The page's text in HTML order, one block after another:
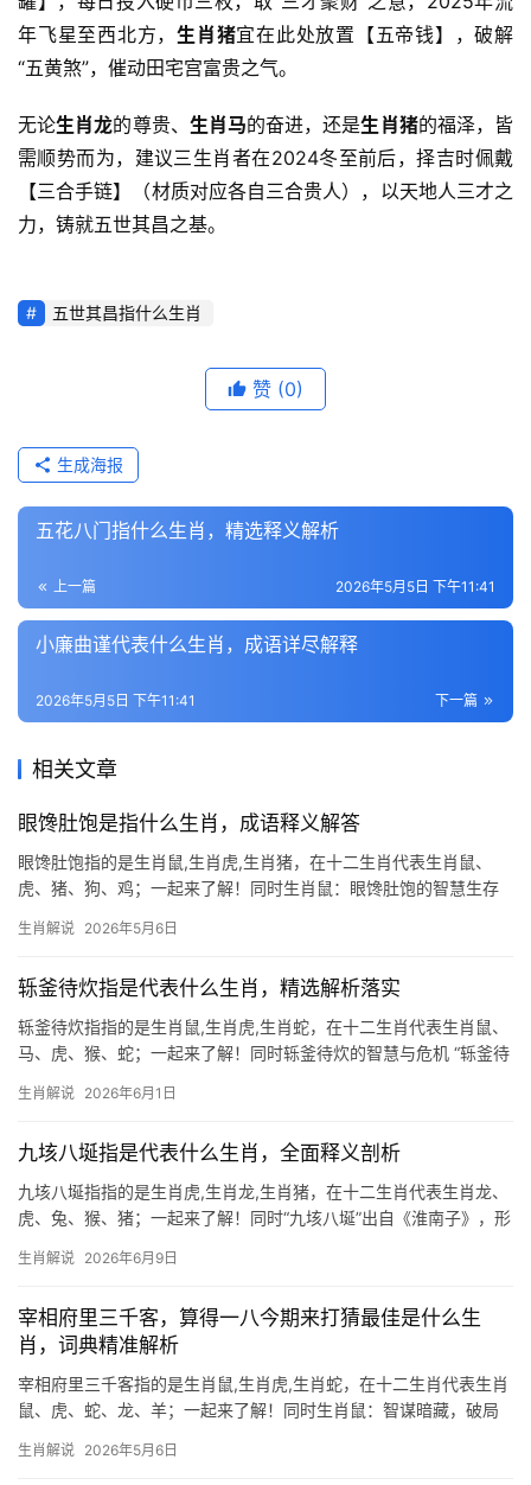
年飞星至西北方， 生肖猪宜在此处放置【五帝钱】，破解
“五黄煞”，催动田宅宫富贵之气。
无论生肖龙的尊贵、 生肖马的奋进，还是生肖猪的福泽，皆
需顺势而为，建议三生肖者在2024冬至前后，择吉时佩戴
【三合手链】（材质对应各自三合贵人），以天地人三才之
力，铸就五世其昌之基。
五世其昌指什么生肖
赞 (0)
生成海报
五花八门指什么生肖，精选释义解析
上一篇 2026年5月5日 下午11:41
小廉曲谨代表什么生肖，成语详尽解释
下一篇
2026年5月5日 下午11:41
相关文章
眼馋肚饱是指什么生肖，成语释义解答
眼馋肚饱指的是生肖鼠,生肖虎,生肖猪，在十二生肖代表生肖鼠、
虎、猪、狗、鸡；一起来了解！同时生肖鼠：眼馋肚饱的智慧生存
化身，鼠类天生嗅觉灵敏，遇到食物总会囤积过冬，哪怕肚子已
生肖解说 2026年5月6日
轹釜待炊指是代表什么生肖，精选解析落实
轹釜待炊指指的是生肖鼠,生肖虎,生肖蛇，在十二生肖代表生肖鼠、
马、虎、猴、蛇；一起来了解！同时轹釜待炊的智慧与危机 “轹釜待
中，生肖鼠最能体现这一成语的双重含义。生肖鼠天生机敏，善于
生肖解说 2026年6月1日
九垓八埏指是代表什么生肖，全面释义剖析
九垓八埏指指的是生肖虎,生肖龙,生肖猪，在十二生肖代表生肖龙、
虎、兔、猴、猪；一起来了解！同时“九垓八埏”出自《淮南子》，形
势，因此多指生肖龙与生肖虎，龙为九五之尊，象征权柄；虎为山
生肖解说 2026年6月9日
宰相府里三千客，算得一八今期来打猜最佳是什么生
肖，词典精准解析
宰相府里三千客指的是生肖鼠,生肖虎,生肖蛇，在十二生肖代表生肖
鼠、虎、蛇、龙、羊；一起来了解！同时生肖鼠：智谋暗藏，破局
动，非生肖鼠莫属，鼠为十二生肖之首，象征智慧与应变，尤其下
生肖解说 2026年5月6日